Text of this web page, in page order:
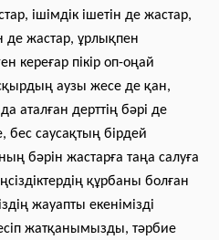
ішімдік ішетін де жастар,
де жастар, ұрлықпен
кереғар пікір оп-оңай
аузы жесе де қан,
аталған дерттің бәрі де
саусақтың бірдей
бәрін жастарға таңа салуға
құрбаны болған
жауапты екенімізді
жатқанымызды, тәрбие